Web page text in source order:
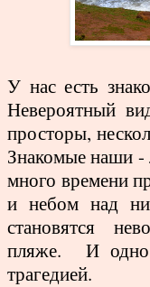
У нас есть
Невероятный
просторы,
Знакомые наши -
много времени
и небом над
становятся
пляже.
И
трагедией.